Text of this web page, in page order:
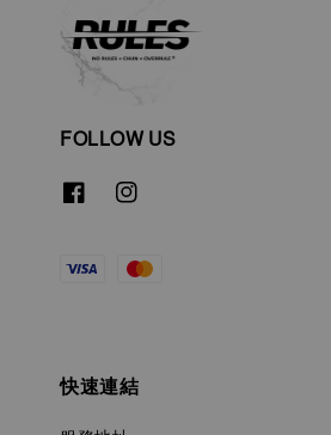
FOLLOW US
快速連結